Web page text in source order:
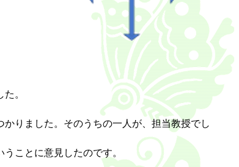
。
りました。そのうちの一人が、担当教授でし
ことに意見したのです。